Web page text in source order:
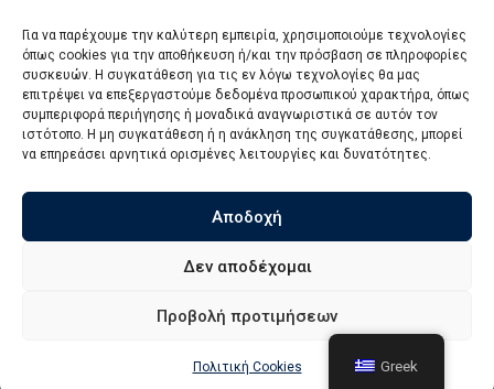
Για να παρέχουμε την καλύτερη εμπειρία, χρησιμοποιούμε τεχνολογίες
όπως cookies για την αποθήκευση ή/και την πρόσβαση σε πληροφορίες
συσκευών. Η συγκατάθεση για τις εν λόγω τεχνολογίες θα μας
επιτρέψει να επεξεργαστούμε δεδομένα προσωπικού χαρακτήρα, όπως
συμπεριφορά περιήγησης ή μοναδικά αναγνωριστικά σε αυτόν τον
ιστότοπο. Η μη συγκατάθεση ή η ανάκληση της συγκατάθεσης, μπορεί
να επηρεάσει αρνητικά ορισμένες λειτουργίες και δυνατότητες.
Αποδοχή
Δεν αποδέχομαι
Προβολή προτιμήσεων
Πολιτική Cookies
Εγγραφείτε στο Newsletter για να ενημερώνεστε για τα νέα
μας.
© Copyright iCon International Training. Powered byAngellight
Greek